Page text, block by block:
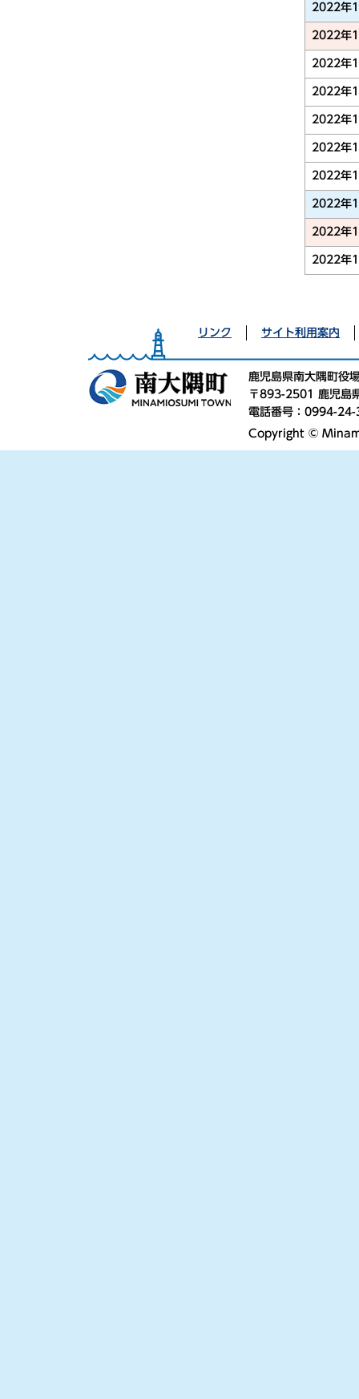
2022年
2022年
2022年
2022年
2022年
2022年
2022年
2022年
2022年
2022年
リンク サイト利用案内
鹿児島県南大隅町役
〒893-2501 鹿児島
電話番号：0994-
Copyright ©